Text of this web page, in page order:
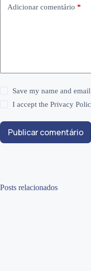
Adicionar comentário *
Save my name and
I accept thePrivacy
Publicar comentário
Posts relacionados